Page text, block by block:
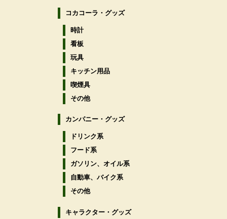
コカコーラ・グッズ
時計
看板
玩具
キッチン用品
喫煙具
その他
カンパニー・グッズ
ドリンク系
フード系
ガソリン、オイル系
自動車、バイク系
その他
キャラクター・グッズ